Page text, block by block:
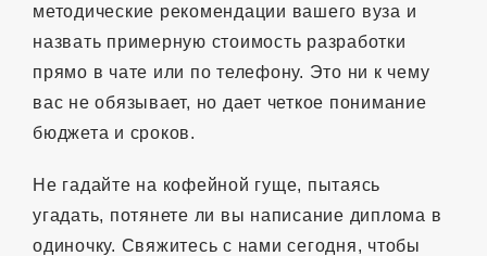
методические рекомендации вашего вуза и
назвать примерную стоимость разработки
прямо в чате или по телефону. Это ни к чему
вас не обязывает, но дает четкое понимание
бюджета и сроков.
Не гадайте на кофейной гуще, пытаясь
угадать, потянете ли вы написание диплома в
одиночку. Свяжитесь с нами сегодня, чтобы